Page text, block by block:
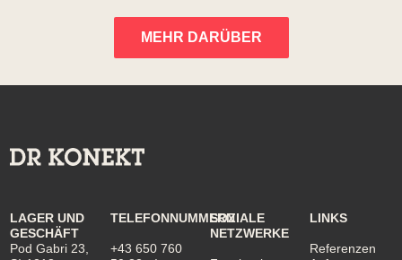
MEHR DARÜBER
LAGER UND
GESCHÄFT
Pod Gabri 23,
TELEFONNUMMERN
+43 650 760
SOZIALE
NETZWERKE
LINKS
Referenzen